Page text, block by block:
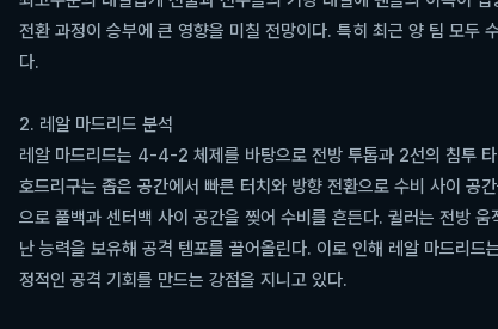
전환 과정이 승부에 큰 영향을 미칠 전망이다. 특히 최근 양 팀 모두
다.
2. 레알 마드리드 분석
레알 마드리드는 4-4-2 체제를 바탕으로 전방 투톱과 2선의 침투
호드리구는 좁은 공간에서 빠른 터치와 방향 전환으로 수비 사이 공
으로 풀백과 센터백 사이 공간을 찢어 수비를 흔든다. 귈러는 전방
난 능력을 보유해 공격 템포를 끌어올린다. 이로 인해 레알 마드리
정적인 공격 기회를 만드는 강점을 지니고 있다.